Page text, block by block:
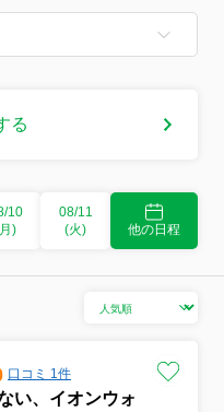
る
10
)
08/11
(火)
他の日程
口コミ 1件
い、イオンウォ